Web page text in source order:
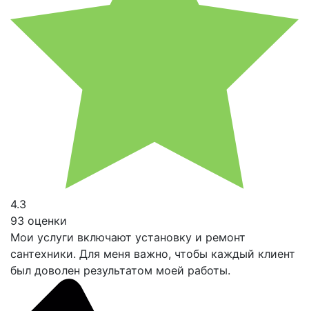
4.3
93 оценки
Мои услуги включают установку и ремонт
сантехники. Для меня важно, чтобы каждый клиент
был доволен результатом моей работы.